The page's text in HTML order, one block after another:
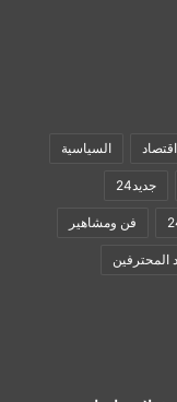
اقتصاد السياسية
جديد24
فن ومشاهير